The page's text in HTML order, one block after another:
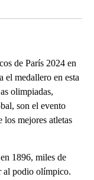
de París 2024 en
el medallero en esta
olimpiadas,
son el evento
los mejores atletas
1896, miles de
al podio olímpico.